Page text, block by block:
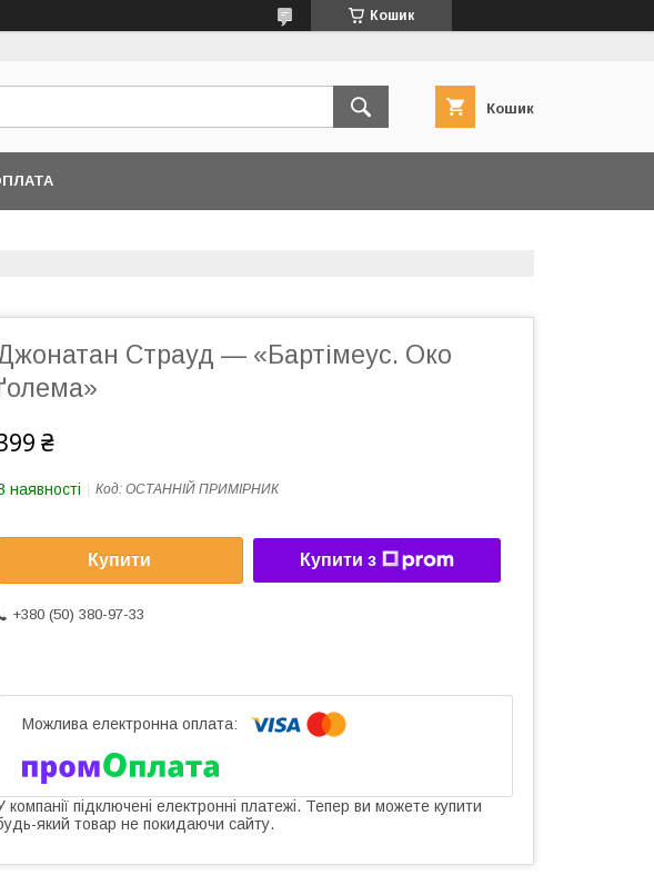
Кошик
Кошик
Страуд — «Бартімеус. Око
₴
наявності Код: ОСТАННІЙ ПРИМІРНИК
Купити Купити з
+380 (50) 380-97-33
компанії підключені електронні платежі. Тепер ви можете купити
який товар не покидаючи сайту.